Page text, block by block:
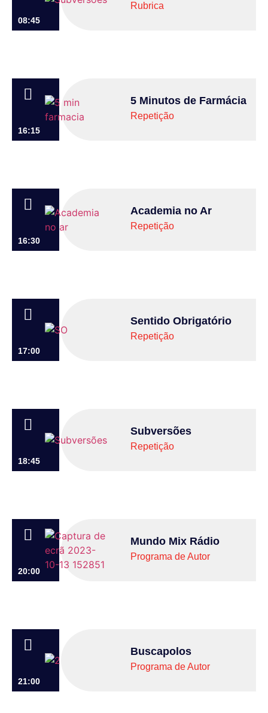
08:45
Rubrica
16:15
5 Minutos de Farmácia
Repetição
16:30
Academia no Ar
Repetição
17:00
Sentido Obrigatório
Repetição
18:45
Subversões
Repetição
20:00
Mundo Mix Rádio
Programa de Autor
21:00
Buscapolos
Programa de Autor